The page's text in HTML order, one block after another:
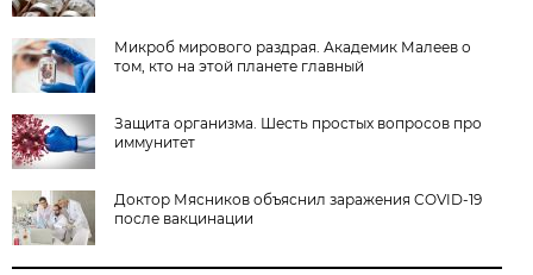
Микроб мирового раздрая. Академик Малеев о
том, кто на этой планете главный
Защита организма. Шесть простых вопросов про
иммунитет
Доктор Мясников объяснил заражения COVID-19
после вакцинации